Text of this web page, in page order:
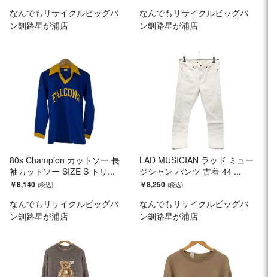
なんでもリサイクルビッグバ
ン釧路星が浦店
なんでもリサイクルビッグバ
ン釧路星が浦店
80s Champion カットソー 長
袖カットソー SIZE S トリ...
￥8,140
なんでもリサイクルビッグバ
ン釧路星が浦店
LAD MUSICIAN ラッド ミュー
ジシャン パンツ 古着 44 ...
￥8,250
なんでもリサイクルビッグバ
ン釧路星が浦店